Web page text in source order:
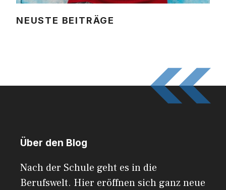
NEUSTE BEITRÄGE
Über den Blog
Nach der Schule geht es in die
Berufswelt. Hier eröffnen sich ganz neue